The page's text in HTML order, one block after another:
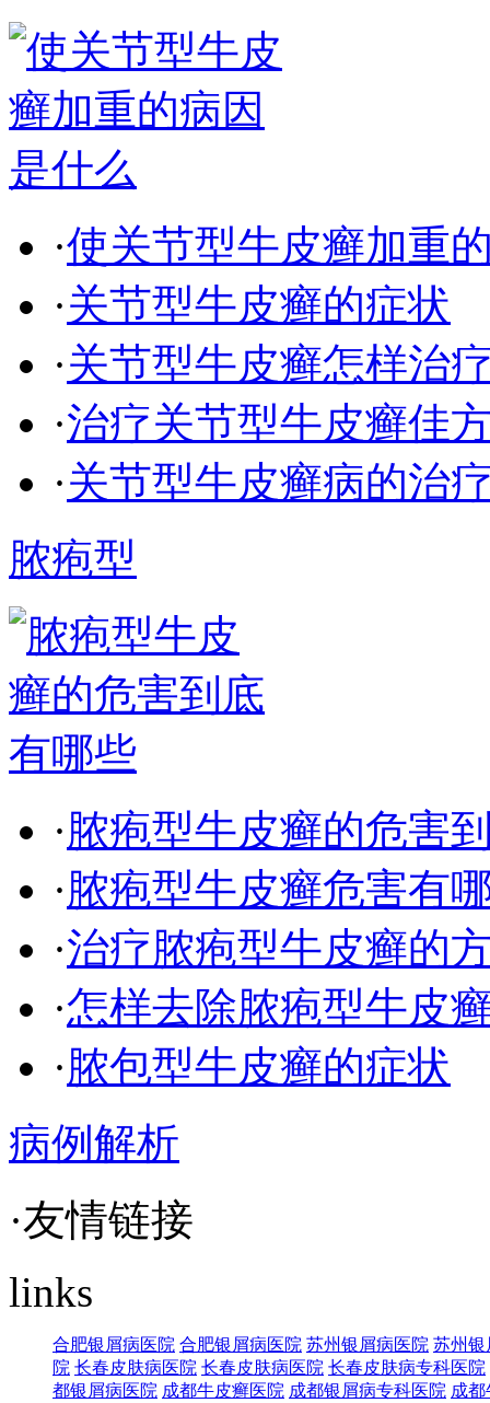
·使关节型牛皮癣加重
·关节型牛皮癣的症状
·关节型牛皮癣怎样治
·治疗关节型牛皮癣佳
·关节型牛皮癣病的治
脓疱型
·脓疱型牛皮癣的危害
·脓疱型牛皮癣危害有
·治疗脓疱型牛皮癣的
·怎样去除脓疱型牛皮
·脓包型牛皮癣的症状
病例解析
·友情链接
links
合肥银屑病医院 合肥银屑病医院 苏州银屑病医院 苏州银
院 长春皮肤病医院 长春皮肤病医院 长春皮肤病专科医院
都银屑病医院 成都牛皮癣医院 成都银屑病专科医院 成都